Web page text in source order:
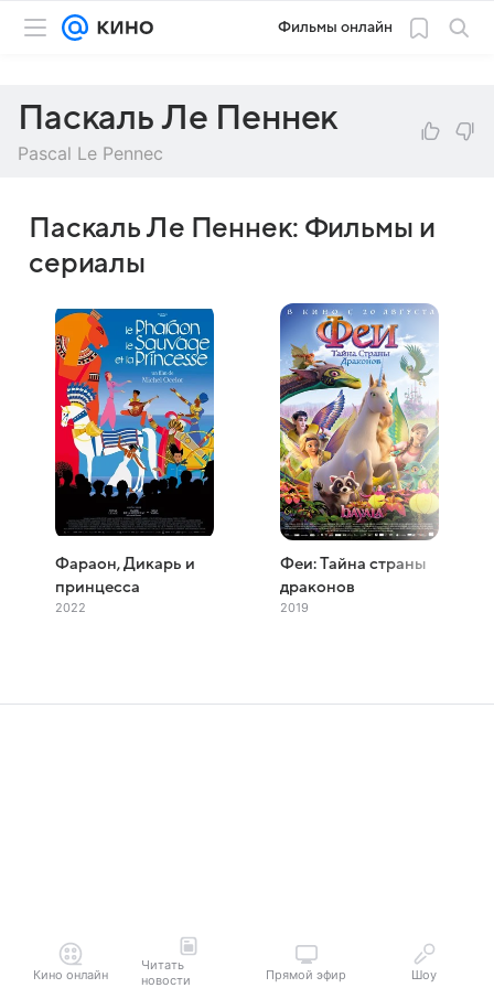
Фильмы онлайн
Паскаль Ле Пеннек
Pascal Le Pennec
Паскаль Ле Пеннек: Фильмы и
сериалы
Фараон, Дикарь и
принцесса
2022
Феи: Тайна страны
драконов
2019
Кино онлайн
Читать
новости
Прямой эфир Шоу